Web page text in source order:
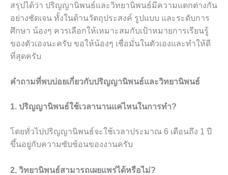
สรุปได้ว่า ปริญญานิพนธ์และวิทยานิพนธ์มีความแตกต่างกัน
อย่างชัดเจน ทั้งในด้านวัตถุประสงค์ รูปแบบ และระดับการ
ศึกษา น้องๆ ควรเลือกให้เหมาะสมกับเป้าหมายการเรียนรู้
ของตัวเองนะครับ ขอให้น้องๆ เชื่อมั่นในตัวเองและทำให้ดี
ที่สุดครับ
คำถามที่พบบ่อยเกี่ยวกับปริญญานิพนธ์และวิทยานิพนธ์
1. ปริญญานิพนธ์ใช้เวลานานแค่ไหนในการทำ?
โดยทั่วไปปริญญานิพนธ์จะใช้เวลาประมาณ 6 เดือนถึง 1 ปี
ขึ้นอยู่กับความซับซ้อนของงานครับ
2. วิทยานิพนธ์สามารถเผยแพร่ได้หรือไม่?